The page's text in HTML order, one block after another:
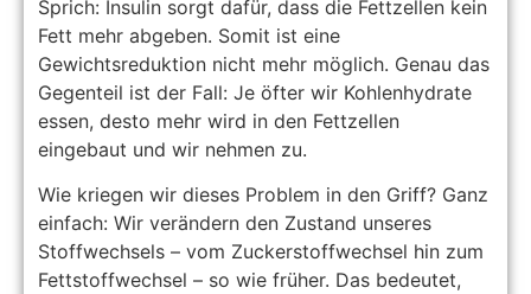
Sprich: Insulin sorgt dafür, dass die Fettzellen kein
Fett mehr abgeben. Somit ist eine
Gewichtsreduktion nicht mehr möglich. Genau das
Gegenteil ist der Fall: Je öfter wir Kohlenhydrate
essen, desto mehr wird in den Fettzellen
eingebaut und wir nehmen zu.
Wie kriegen wir dieses Problem in den Griff? Ganz
einfach: Wir verändern den Zustand unseres
Stoffwechsels – vom Zuckerstoffwechsel hin zum
Fettstoffwechsel – so wie früher. Das bedeutet,